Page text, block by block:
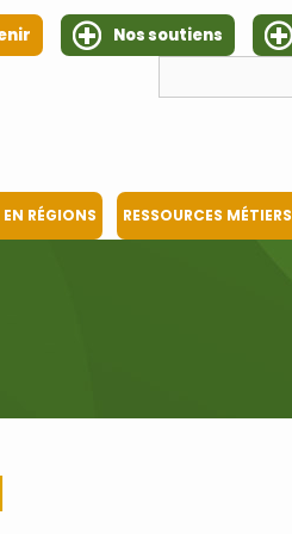
Nos soutiens
EN RÉGIONS RESSOURCES MÉTIERS